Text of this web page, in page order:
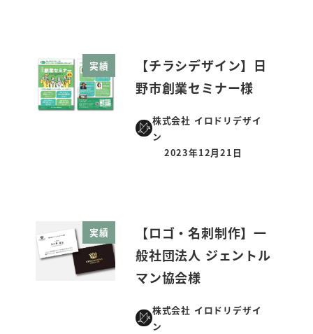
実績
【チラシデザイン】日
野市創業セミナー様
株式会社 イロドリデザイ
ン
投稿日
2023年12月21日
実績
【ロゴ・名刺制作】一
般社団法人 ジェントル
マン協会様
株式会社 イロドリデザイ
ン